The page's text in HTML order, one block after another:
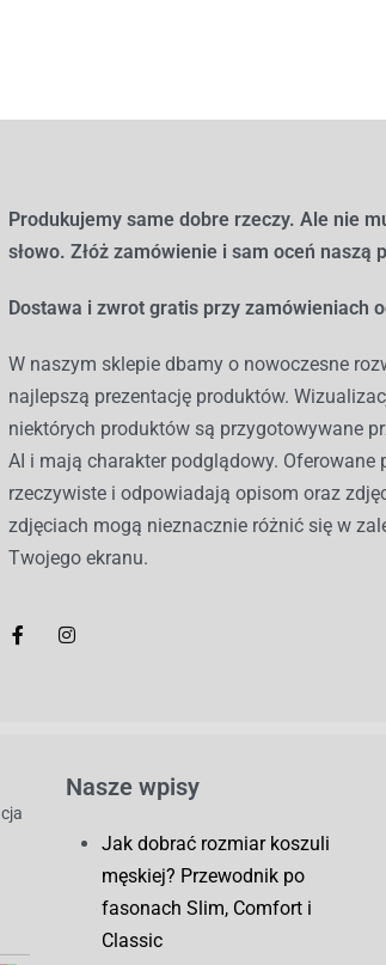
Produkujemy same dobre rzeczy. Ale nie
słowo. Złóż zamówienie i sam oceń naszą
Dostawa i zwrot gratis przy zamówieniach
W naszym sklepie dbamy o nowoczesne
najlepszą prezentację produktów.
niektórych produktów są przygotowywane
AI i mają charakter podglądowy. Oferowane
rzeczywiste i odpowiadają opisom oraz
zdjęciach mogą nieznacznie różnić się w
Twojego ekranu.
Nasze wpisy
Jak dobrać rozmiar koszuli
męskiej? Przewodnik po
fasonach Slim, Comfort i
Classic